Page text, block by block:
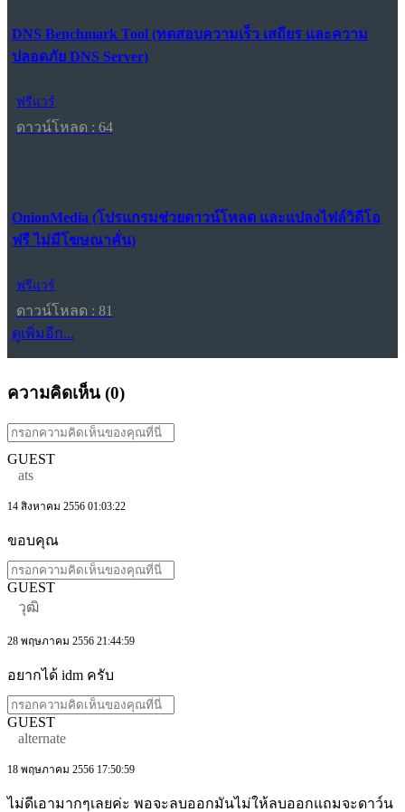
DNS Benchmark Tool (ทดสอบความเร็ว เสถียร และความ
ปลอดภัย DNS Server)
ฟรีแวร์
ดาวน์โหลด : 64
OnionMedia (โปรแกรมช่วยดาวน์โหลด และแปลงไฟล์วิดีโอ
ฟรี ไม่มีโฆษณาคั่น)
ฟรีแวร์
ดาวน์โหลด : 81
ดูเพิ่มอีก...
ความคิดเห็น (0)
GUEST
ats
14 สิงหาคม 2556 01:03:22
ขอบคุณ
GUEST
วุฒิ
28 พฤษภาคม 2556 21:44:59
อยากได้ idm ครับ
GUEST
alternate
18 พฤษภาคม 2556 17:50:59
ไม่ดีเอามากๆเลยค่ะ พอจะลบออกมันไม่ให้ลบออกแถมจะดาว์น